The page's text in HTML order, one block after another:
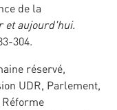
de la
et aujourd'hui.
304.
réservé,
UDR, Parlement,